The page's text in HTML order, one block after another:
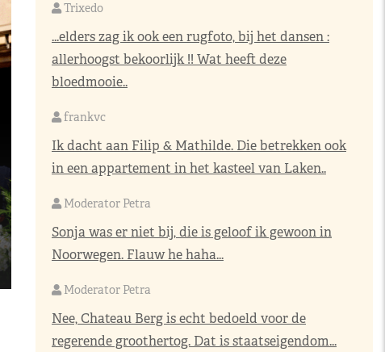
Trixedo
...elders zag ik ook een rugfoto, bij het dansen :
allerhoogst bekoorlijk !! Wat heeft deze
bloedmooie..
frankvc
Ik dacht aan Filip & Mathilde. Die betrekken ook
in een appartement in het kasteel van Laken..
Moderator Petra
Sonja was er niet bij, die is geloof ik gewoon in
Noorwegen. Flauw he haha...
Moderator Petra
Nee, Chateau Berg is echt bedoeld voor de
regerende groothertog. Dat is staatseigendom...